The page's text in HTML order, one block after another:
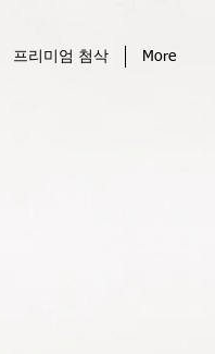
프리미엄 첨삭 More